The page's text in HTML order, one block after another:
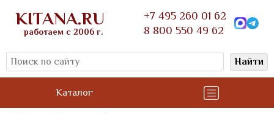
KITANA.RU
работаем с 2006 г.
+7 495 260 01 62
8 800 550 49 62
Найти
Каталог